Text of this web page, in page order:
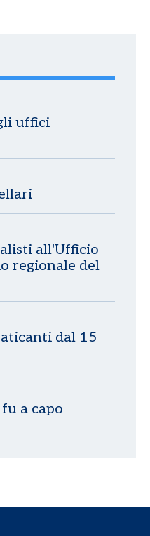
uffici
all'Ufficio
regionale del
dal 15
a capo